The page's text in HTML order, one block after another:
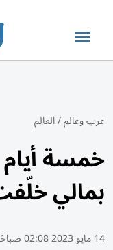
عرب وعالم/العالم
خمسة
بمالي خلّفت 500
14 مايو 2023 02:08 صباحًا